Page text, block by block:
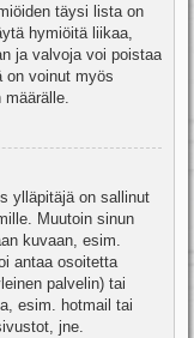
täysi lista on
hymiöitä liikaa,
ja valvoja voi poistaa
on voinut myös
ylläpitäjä on sallinut
Muutoin sinun
kuvaan, esim.
antaa osoitetta
palvelin) tai
esim. hotmail tai
jne.